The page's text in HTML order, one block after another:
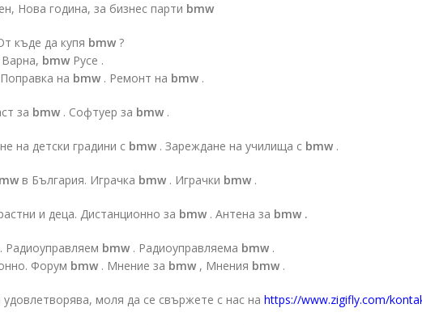
Нова година, за бизнес парти bmw
къде да купя bmw ?
Варна, bmw Русе .
на bmw . Ремонт на bmw .
за bmw . Софтуер за bmw .
на детски градини с bmw . Зареждане на училища с bmw .
в България. Играчка bmw . Играчки bmw .
и деца. Дистанционно за bmw . Антена за bmw .
. Радиоуправляем bmw . Радиоуправляема bmw .
Форум bmw . Мнение за bmw , Мнения bmw .
удовлетворява, моля да се свържете с нас на https://www.zigifly.com/